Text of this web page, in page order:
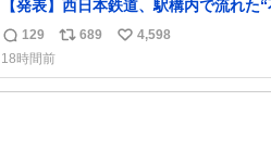
【発表】西日本鉄道、駅構内で流れた
音声”に声明「被害届も検討」
news.livedoor.com/article/detail… 4日に西
鉄福岡（天神）駅および薬院駅で発生し
構内放送事案について声明を公表した
返
信
数
129
リ
ス
689
い
ね
4,598
18時間前